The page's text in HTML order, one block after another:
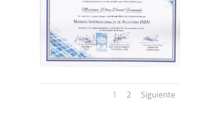
1 2 Siguiente